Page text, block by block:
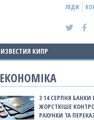
ЛЕДИ
ИЗВЕСТИЯ КИПР
ЕКОНОМІКА
З 14 СЕРПНЯ БАНКИ
ЖОРСТКІШЕ
РАХУНКИ ТА